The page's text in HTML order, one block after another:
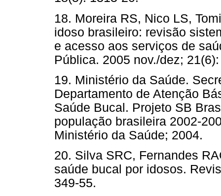
18. Moreira RS, Nico LS,
idoso brasileiro: revisão
e acesso aos serviços de
Pública. 2005 nov./dez;
19. Ministério da Saúde.
Departamento de Atenção
Saúde Bucal. Projeto SB
população brasileira 2002-
Ministério da Saúde; 2004.
20. Silva SRC, Fernandes
saúde bucal por idosos.
349-55.